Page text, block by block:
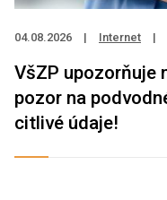
04.08.2026 | Internet |
VšZP upozorňuje
pozor na
citlivé údaje!